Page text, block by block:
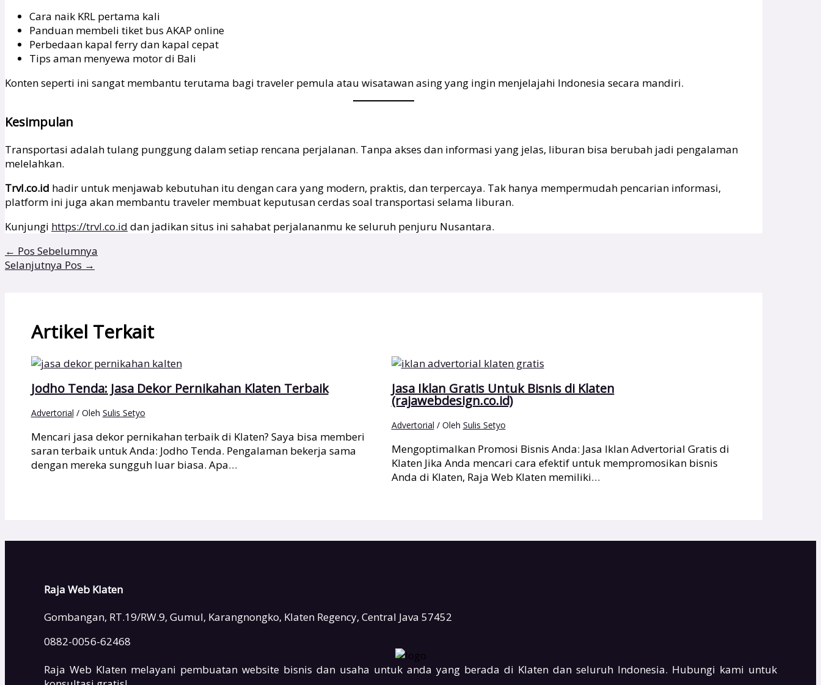
Cara naik KRL pertama kali
Panduan membeli tiket bus AKAP online
Perbedaan kapal ferry dan kapal cepat
Tips aman menyewa motor di Bali
Konten seperti ini sangat membantu terutama bagi traveler pemula atau wisatawan asing yang ingin menjelajahi Indonesia secara mandiri.
Kesimpulan
Transportasi adalah tulang punggung dalam setiap rencana perjalanan. Tanpa akses dan informasi yang jelas, liburan bisa berubah jadi pengalaman
melelahkan.
Trvl.co.id hadir untuk menjawab kebutuhan itu dengan cara yang modern, praktis, dan terpercaya. Tak hanya mempermudah pencarian informasi,
platform ini juga akan membantu traveler membuat keputusan cerdas soal transportasi selama liburan.
Kunjungi https://trvl.co.id dan jadikan situs ini sahabat perjalananmu ke seluruh penjuru Nusantara.
← Pos Sebelumnya
Selanjutnya Pos →
Artikel Terkait
Jodho Tenda: Jasa Dekor Pernikahan Klaten Terbaik
Advertorial / Oleh Sulis Setyo
Mencari jasa dekor pernikahan terbaik di Klaten? Saya bisa memberi
saran terbaik untuk Anda: Jodho Tenda. Pengalaman bekerja sama
dengan mereka sungguh luar biasa. Apa…
Jasa Iklan Gratis Untuk Bisnis di Klaten
(rajawebdesign.co.id)
Advertorial / Oleh Sulis Setyo
Mengoptimalkan Promosi Bisnis Anda: Jasa Iklan Advertorial Gratis di
Klaten Jika Anda mencari cara efektif untuk mempromosikan bisnis
Anda di Klaten, Raja Web Klaten memiliki…
Raja Web Klaten
Gombangan, RT.19/RW.9, Gumul, Karangnongko, Klaten Regency, Central Java 57452
0882-0056-62468
Raja Web Klaten melayani pembuatan website bisnis dan usaha untuk anda yang berada di Klaten dan seluruh Indonesia. Hubungi kami untuk